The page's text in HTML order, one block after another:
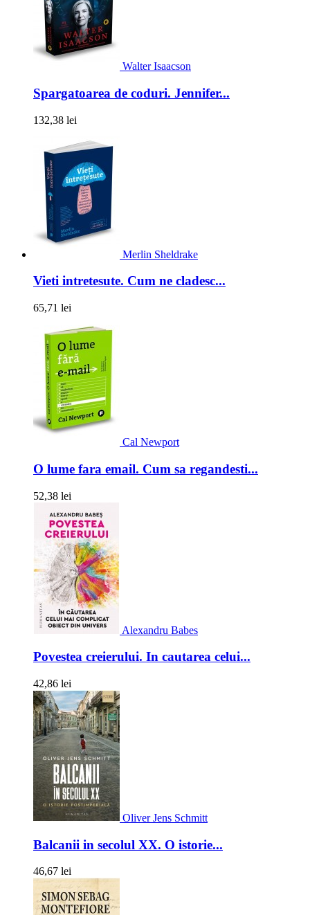
Walter Isaacson
Spargatoarea de coduri. Jennifer...
132,38 lei
Merlin Sheldrake
Vieti intretesute. Cum ne cladesc...
65,71 lei
Cal Newport
O lume fara email. Cum sa regandesti...
52,38 lei
Alexandru Babes
Povestea creierului. In cautarea celui...
42,86 lei
Oliver Jens Schmitt
Balcanii in secolul XX. O istorie...
46,67 lei